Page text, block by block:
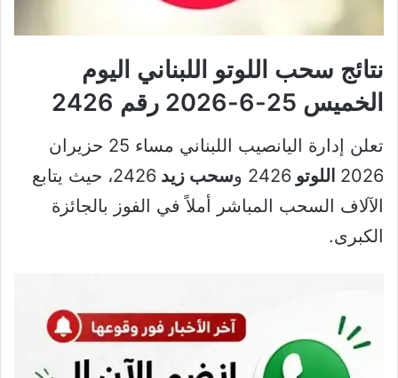
نتائج سحب اللوتو اللبناني اليوم
الخميس 25-6-2026 رقم 2426
تعلن إدارة اليانصيب اللبناني مساء 25 حزيران
2026 اللوتو 2426 و سحب زيد
2426، حيث يتابع
الآلاف السحب المباشر أملاً في الفوز بالجائزة
الكبرى.